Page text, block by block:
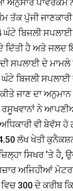
ਤੱਕ ਪੁੱਜੀ
ਬਿਜਲੀ
ਦਿੱਤੀ ਹੈ ਅਤੇ ਜਲਦ
ਸਪਲਾਈ ਦੇ ਮਾਮਲੇ
ਘੰਟੇ ਬਿਜਲੀ
ਜਾਣ ਦਾ
ਨੇ
ਵੀ ਬੇਵੱਸ
ਲੱਖ ਖੇਤੀ
ਸਿਖਰ ’ਤੇ
ਅਜਿਹੀਆਂ
300 ਦੇ ਕਰੀਬ